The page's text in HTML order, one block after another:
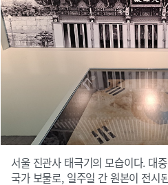
서울 진관사 태극기의 모습이다. 대
국가 보물로, 일주일 간 원본이 전시